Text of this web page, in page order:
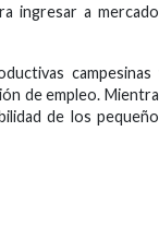
ingresar a
campesinas
de empleo.
de los